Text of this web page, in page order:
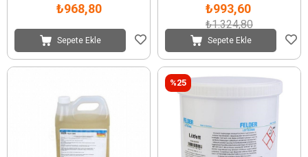
₺968,80
Sepete Ekle
₺993,60
₺1.324,80
Sepete Ekle
%25